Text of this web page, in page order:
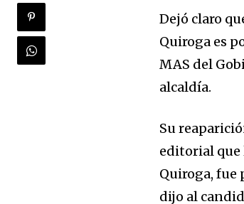
Dejó claro
Quiroga es
MAS del
alcaldía.
Su
editorial que
Quiroga, fue
dijo al